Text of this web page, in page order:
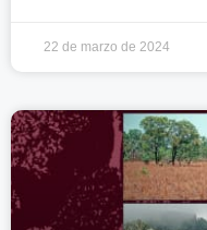
22 de marzo de 2024